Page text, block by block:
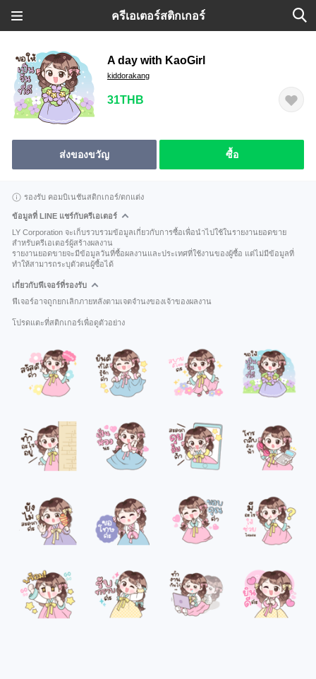
ครีเอเตอร์สติกเกอร์
A day with KaoGirl
kiddorakang
31THB
ส่งของขวัญ ซื้อ
รองรับ คอมบิเนชันสติกเกอร์/ตกแต่ง
ข้อมูลที่ LINE แชร์กับครีเอเตอร์
LY Corporation จะเก็บรวบรวมข้อมูลเกี่ยวกับการซื้อเพื่อนำไปใช้ในรายงานยอดขาย
สำหรับครีเอเตอร์ผู้สร้างผลงาน
รายงานยอดขายจะมีข้อมูลวันที่ซื้อผลงานและประเทศที่ใช้งานของผู้ซื้อ แต่ไม่มีข้อมูลที่
ทำให้สามารถระบุตัวตนผู้ซื้อได้
เกี่ยวกับฟีเจอร์ที่รองรับ
ฟีเจอร์อาจถูกยกเลิกภายหลังตามเจตจำนงของเจ้าของผลงาน
โปรดแตะที่สติกเกอร์เพื่อดูตัวอย่าง